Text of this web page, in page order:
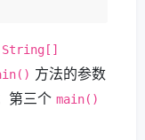
String[]
方法的参数
第三个 main()